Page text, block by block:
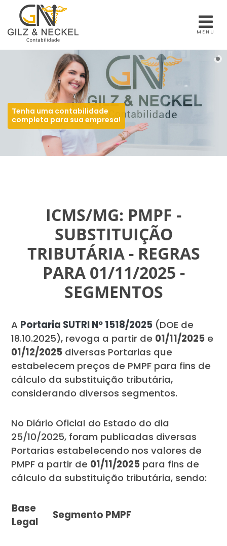
MENU
Tenha uma contabilidade
completa para sua empresa!
ICMS/MG: PMPF -
SUBSTITUIÇÃO
TRIBUTÁRIA - REGRAS
PARA 01/11/2025 -
SEGMENTOS
A Portaria SUTRI Nº 1518/2025 (DOE de
18.10.2025), revoga a partir de 01/11/2025 e
01/12/2025 diversas Portarias que
estabelecem preços de PMPF para fins de
cálculo da substituição tributária,
considerando diversos segmentos.
No Diário Oficial do Estado do dia
25/10/2025, foram publicadas diversas
Portarias estabelecendo nos valores de
PMPF a partir de 01/11/2025 para fins de
cálculo da substituição tributária, sendo:
Base
Legal
Segmento PMPF